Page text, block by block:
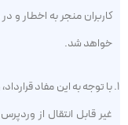
کاربران منجر به اخطار و
خواهد شد.
با توجه به این مفاد
غیر قابل ‌انتقال از